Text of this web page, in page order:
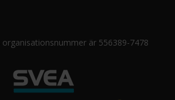
organisationsnummer är 556389-7478